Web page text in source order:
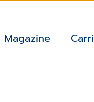
Magazine